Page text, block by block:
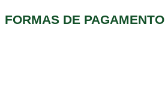
FORMAS DE PAGAMENTO